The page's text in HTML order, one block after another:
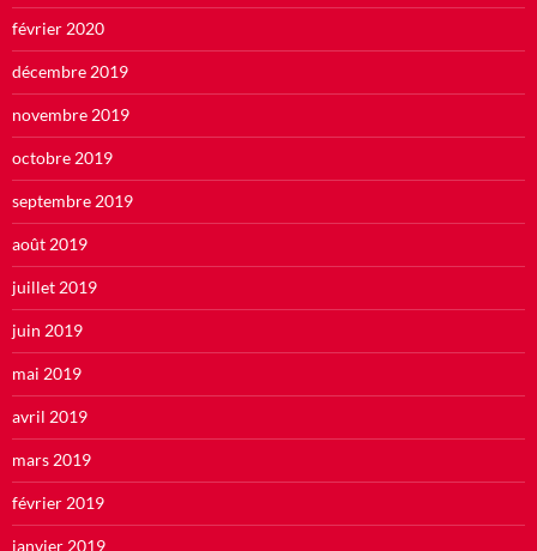
février 2020
décembre 2019
novembre 2019
octobre 2019
septembre 2019
août 2019
juillet 2019
juin 2019
mai 2019
avril 2019
mars 2019
février 2019
janvier 2019